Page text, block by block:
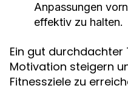
Anpassungen
effektiv zu halten.
Ein gut durchdachter
Motivation steigern
Fitnessziele zu